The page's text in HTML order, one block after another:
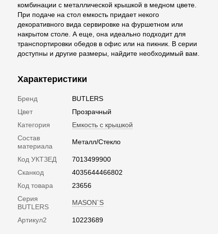
комбинации с металлической крышкой в медном цвете.
При подаче на стол емкость придает некого
декоративного вида сервировке на фуршетном или
накрытом столе. А еще, она идеально подходит для
транспортировки обедов в офис или на пикник. В серии
доступны и другие размеры, найдите необходимый вам.
Характеристики
Бренд
BUTLERS
Цвет
Прозрачный
Категория
Емкость с крышкой
Состав
материала
Металл/Стекло
Код УКТЗЕД
7013499900
Сканкод
4035644466802
Код товара
23656
Серия
BUTLERS
MASON`S
Артикул2 10223689